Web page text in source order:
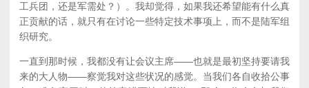
工兵团，还是军需处？）。我却觉得，如果我还希望能有什么真
正贡献的话，就只有在讨论一些特定技术事项上，而不是陆军组
织研究。
一直到那时候，我都没有让会议主席——也就是最初坚持要请我
来的大人物——察觉我对这些状况的感觉。当我们各自收拾公事